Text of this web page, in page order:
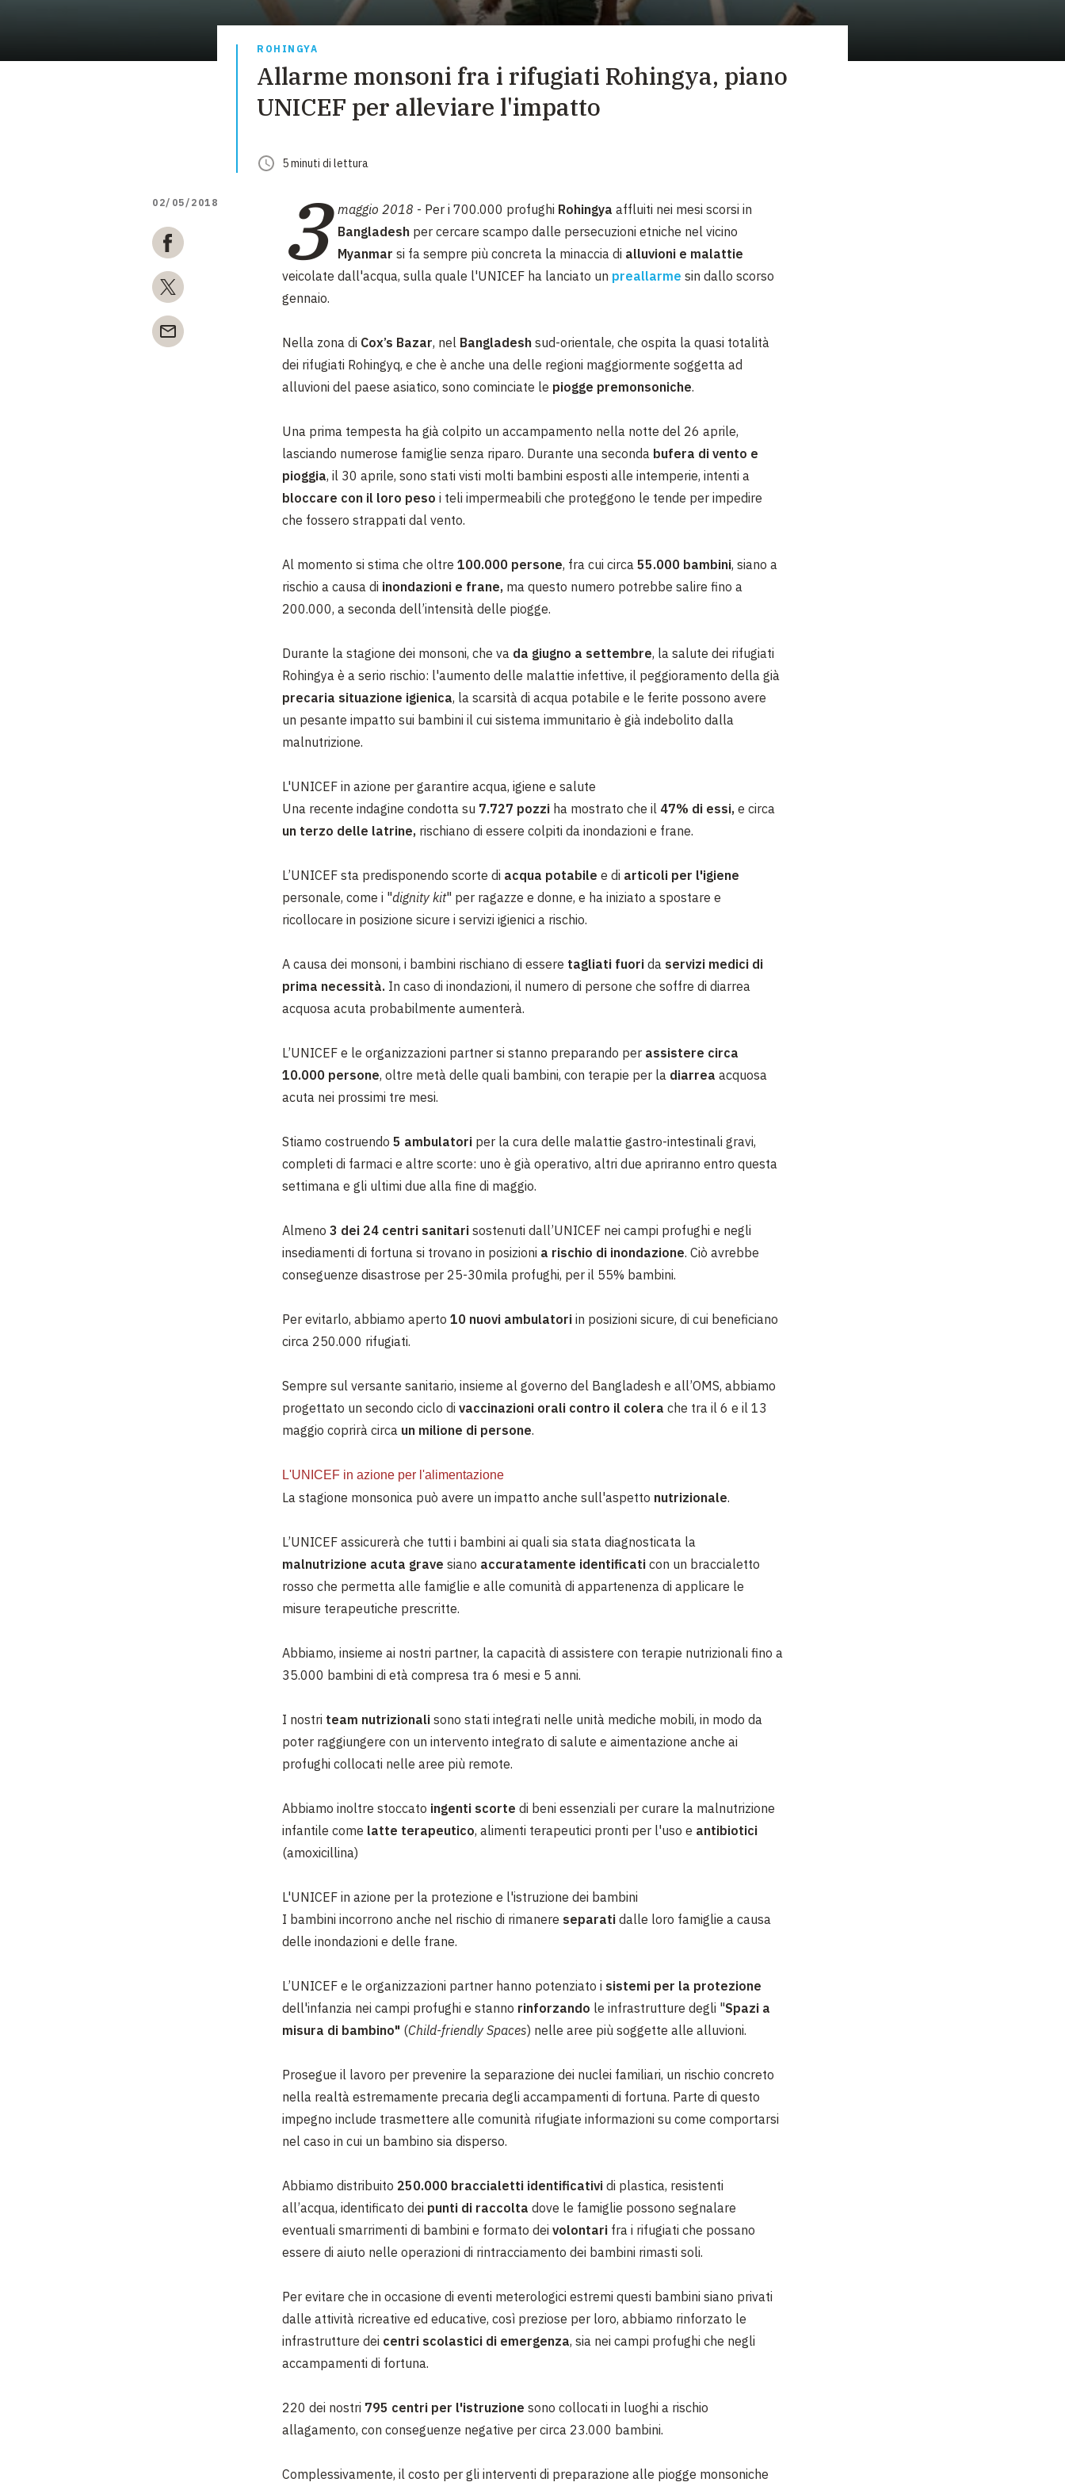
DIVERSI MODI PER DONARE. SCEGLI IL PIÙ
ROHINGYA
Allarme monsoni fra i rifugiati Rohingya, piano
UNICEF per alleviare l'impatto
5minuti di lettura
02/05/2018 3 maggio 2018 - Per i 700.000 profughi Rohingya affluiti nei mesi scorsi in
Bangladesh per cercare scampo dalle persecuzioni etniche nel vicino
Myanmar si fa sempre più concreta la minaccia di alluvioni e malattie
veicolate dall'acqua, sulla quale l'UNICEF ha lanciato un preallarme sin dallo scorso
gennaio.
Nella zona di Cox’s Bazar, nel Bangladesh sud-orientale, che ospita la quasi totalità
dei rifugiati Rohingyq, e che è anche una delle regioni maggiormente soggetta ad
alluvioni del paese asiatico, sono cominciate le piogge premonsoniche.
Una prima tempesta ha già colpito un accampamento nella notte del 26 aprile,
lasciando numerose famiglie senza riparo. Durante una seconda bufera di vento e
pioggia, il 30 aprile, sono stati visti molti bambini esposti alle intemperie, intenti a
bloccare con il loro peso i teli impermeabili che proteggono le tende per impedire
che fossero strappati dal vento.
Al momento si stima che oltre 100.000 persone, fra cui circa 55.000 bambini, siano a
rischio a causa di inondazioni e frane, ma questo numero potrebbe salire fino a
200.000, a seconda dell’intensità delle piogge.
Durante la stagione dei monsoni, che va da giugno a settembre, la salute dei rifugiati
Rohingya è a serio rischio: l'aumento delle malattie infettive, il peggioramento della già
precaria situazione igienica, la scarsità di acqua potabile e le ferite possono avere
un pesante impatto sui bambini il cui sistema immunitario è già indebolito dalla
malnutrizione.
L'UNICEF in azione per garantire acqua, igiene e salute
Una recente indagine condotta su 7.727 pozzi ha mostrato che il 47% di essi, e circa
un terzo delle latrine, rischiano di essere colpiti da inondazioni e frane.
L’UNICEF sta predisponendo scorte di acqua potabile e di articoli per l'igiene
personale, come i "dignity kit" per ragazze e donne, e ha iniziato a spostare e
ricollocare in posizione sicure i servizi igienici a rischio.
A causa dei monsoni, i bambini rischiano di essere tagliati fuori da servizi medici di
prima necessità. In caso di inondazioni, il numero di persone che soffre di diarrea
acquosa acuta probabilmente aumenterà.
L’UNICEF e le organizzazioni partner si stanno preparando per assistere circa
10.000 persone, oltre metà delle quali bambini, con terapie per la diarrea acquosa
acuta nei prossimi tre mesi.
Stiamo costruendo 5 ambulatori per la cura delle malattie gastro-intestinali gravi,
completi di farmaci e altre scorte: uno è già operativo, altri due apriranno entro questa
settimana e gli ultimi due alla fine di maggio.
Almeno 3 dei 24 centri sanitari sostenuti dall’UNICEF nei campi profughi e negli
insediamenti di fortuna si trovano in posizioni a rischio di inondazione. Ciò avrebbe
conseguenze disastrose per 25-30mila profughi, per il 55% bambini.
Per evitarlo, abbiamo aperto 10 nuovi ambulatori in posizioni sicure, di cui beneficiano
circa 250.000 rifugiati.
Sempre sul versante sanitario, insieme al governo del Bangladesh e all’OMS, abbiamo
progettato un secondo ciclo di vaccinazioni orali contro il colera che tra il 6 e il 13
maggio coprirà circa un milione di persone.
L'UNICEF in azione per l'alimentazione
La stagione monsonica può avere un impatto anche sull'aspetto nutrizionale.
L’UNICEF assicurerà che tutti i bambini ai quali sia stata diagnosticata la
malnutrizione acuta grave siano accuratamente identificati con un braccialetto
rosso che permetta alle famiglie e alle comunità di appartenenza di applicare le
misure terapeutiche prescritte.
Abbiamo, insieme ai nostri partner, la capacità di assistere con terapie nutrizionali fino a
35.000 bambini di età compresa tra 6 mesi e 5 anni.
I nostri team nutrizionali sono stati integrati nelle unità mediche mobili, in modo da
poter raggiungere con un intervento integrato di salute e aimentazione anche ai
profughi collocati nelle aree più remote.
Abbiamo inoltre stoccato ingenti scorte di beni essenziali per curare la malnutrizione
infantile come latte terapeutico, alimenti terapeutici pronti per l'uso e antibiotici
(amoxicillina)
L'UNICEF in azione per la protezione e l'istruzione dei bambini
I bambini incorrono anche nel rischio di rimanere separati dalle loro famiglie a causa
delle inondazioni e delle frane.
L’UNICEF e le organizzazioni partner hanno potenziato i sistemi per la protezione
dell'infanzia nei campi profughi e stanno rinforzando le infrastrutture degli "Spazi a
misura di bambino" (Child-friendly Spaces) nelle aree più soggette alle alluvioni.
Prosegue il lavoro per prevenire la separazione dei nuclei familiari, un rischio concreto
nella realtà estremamente precaria degli accampamenti di fortuna. Parte di questo
impegno include trasmettere alle comunità rifugiate informazioni su come comportarsi
nel caso in cui un bambino sia disperso.
Abbiamo distribuito 250.000 braccialetti identificativi di plastica, resistenti
all’acqua, identificato dei punti di raccolta dove le famiglie possono segnalare
eventuali smarrimenti di bambini e formato dei volontari fra i rifugiati che possano
essere di aiuto nelle operazioni di rintracciamento dei bambini rimasti soli.
Per evitare che in occasione di eventi meterologici estremi questi bambini siano privati
dalle attività ricreative ed educative, così preziose per loro, abbiamo rinforzato le
infrastrutture dei centri scolastici di emergenza, sia nei campi profughi che negli
accampamenti di fortuna.
220 dei nostri 795 centri per l'istruzione sono collocati in luoghi a rischio
allagamento, con conseguenze negative per circa 23.000 bambini.
Complessivamente, il costo per gli interventi di preparazione alle piogge monsoniche